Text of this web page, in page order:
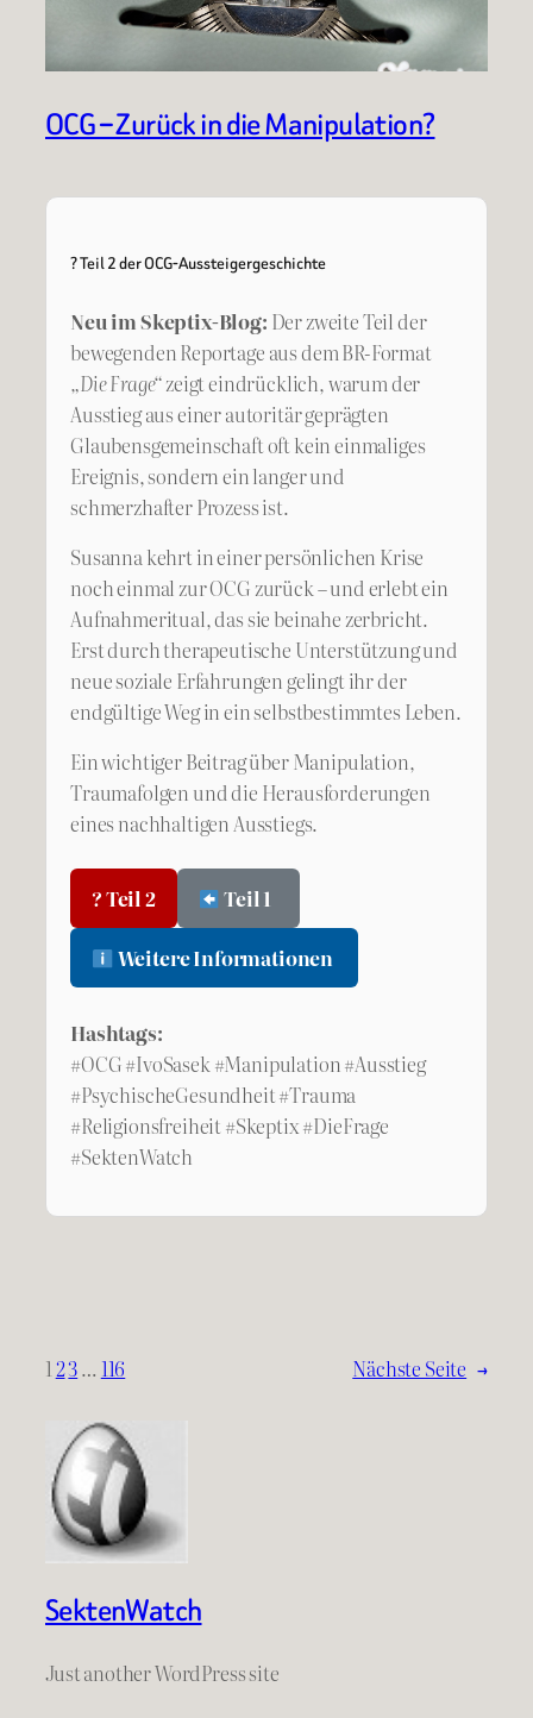
OCG – Zurück in die Manipulation?
? Teil 2 der OCG-Aussteigergeschichte
Neu im Skeptix-Blog: Der zweite Teil der
bewegenden Reportage aus dem BR-Format
„Die Frage“zeigt eindrücklich, warum der
Ausstieg aus einer autoritär geprägten
Glaubensgemeinschaft oft kein einmaliges
Ereignis, sondern ein langer und
schmerzhafter Prozess ist.
Susanna kehrt in einer persönlichen Krise
noch einmal zur OCG zurück – und erlebt ein
Aufnahmeritual, das sie beinahe zerbricht.
Erst durch therapeutische Unterstützung und
neue soziale Erfahrungen gelingt ihr der
endgültige Weg in ein selbstbestimmtes Leben.
Ein wichtiger Beitrag über Manipulation,
Traumafolgen und die Herausforderungen
eines nachhaltigen Ausstiegs.
? Teil 2 Teil 1
Weitere Informationen
Hashtags:
#OCG #IvoSasek #Manipulation #Ausstieg
#PsychischeGesundheit #Trauma
#Religionsfreiheit #Skeptix #DieFrage
#SektenWatch
1 23… 116 Nächste Seite →
SektenWatch
Just another WordPress site